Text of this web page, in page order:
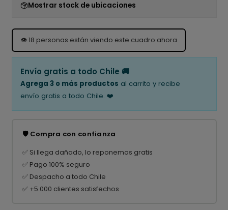
Mostrar stock de ubicaciones
👁️18 personas están viendo este cuadro ahora
Envío gratis a todo Chile 🚚
Agrega 3 o más productos al carrito y recibe
envío gratis a todo Chile. ❤️
🛡️ Compra con confianza
✅ Si llega dañado, lo reponemos gratis
✅ Pago 100% seguro
✅ Despacho a todo Chile
✅ +5.000 clientes satisfechos